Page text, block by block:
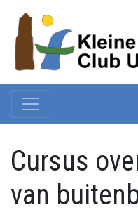
Cursus
van